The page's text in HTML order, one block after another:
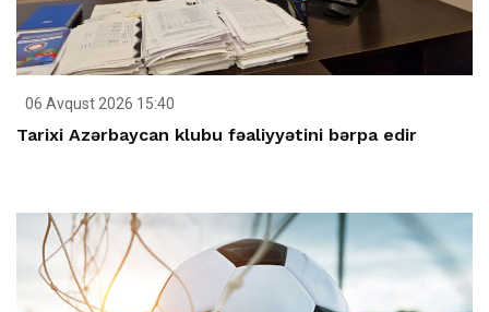
06 Avqust 2026 15:40
Tarixi Azərbaycan klubu fəaliyyətini bərpa edir